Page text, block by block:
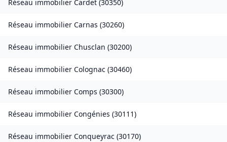
Réseau immobilier Cardet (30350)
Réseau immobilier Carnas (30260)
Réseau immobilier Chusclan (30200)
Réseau immobilier Colognac (30460)
Réseau immobilier Comps (30300)
Réseau immobilier Congénies (30111)
Réseau immobilier Conqueyrac (30170)